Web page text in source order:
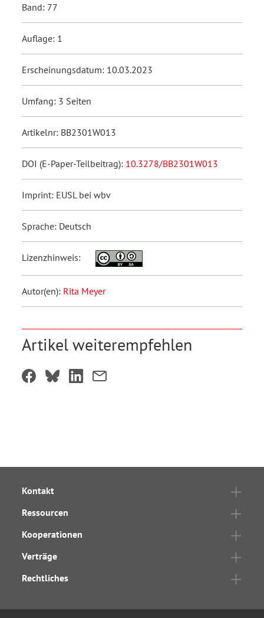
Band: 77
Auflage: 1
Erscheinungsdatum: 10.03.2023
Umfang: 3 Seiten
Artikelnr: BB2301W013
DOI (E-Paper-Teilbeitrag): 10.3278/BB2301W013
Imprint: EUSL bei wbv
Sprache: Deutsch
Lizenzhinweis:
Autor(en): Rita Meyer
Artikel weiterempfehlen
Kontakt
Ressourcen
Kooperationen
Verträge
Rechtliches